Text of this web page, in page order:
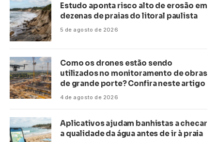
Estudo aponta risco alto de erosão em
dezenas de praias do litoral paulista
5 de agosto de 2026
Como os drones estão sendo
utilizados no monitoramento de obras
de grande porte? Confira neste artigo
4 de agosto de 2026
Aplicativos ajudam banhistas a checar
a qualidade da água antes de ir à praia